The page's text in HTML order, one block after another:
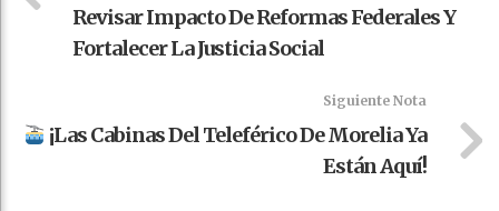
Revisar Impacto De Reformas Federales Y
Fortalecer La Justicia Social
Siguiente Nota
¡Las Cabinas Del Teleférico De Morelia Ya
Están Aquí!